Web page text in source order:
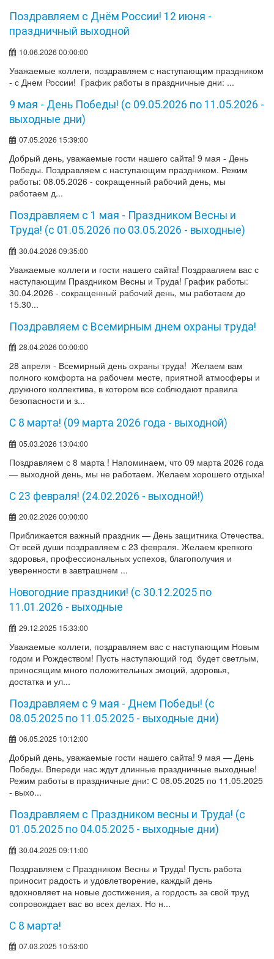
Поздравляем с Днём России! 12 июня -
праздничный выходной
10.06.2026 00:00:00
Уважаемые коллеги, поздравляем с наступающим праздником
- с Днем России! График работы в праздничные дни: ...
9 мая - День Победы! (с 09.05.2026 по 11.05.2026 -
выходные дни)
07.05.2026 15:39:00
Добрый день, уважаемые гости нашего сайта! 9 мая - День
Победы. Поздравляем с наступающим праздником. Режим
работы: 08.05.2026 - сокращенный рабочий день, мы
работаем д...
Поздравляем с 1 мая - Праздником Весны и
Труда! (с 01.05.2026 по 03.05.2026 - выходные)
30.04.2026 09:35:00
Уважаемые коллеги и гости нашего сайта! Поздравляем вас с
наступающим Праздником Весны и Труда! График работы:
30.04.2026 - сокращенный рабочий день, мы работаем до
15.30...
Поздравляем с Всемирным днем охраны труда!
28.04.2026 00:00:00
28 апреля - Всемирный день охраны труда! Желаем вам
полного комфорта на рабочем месте, приятной атмосферы и
дружного коллектива, в котором все соблюдают правила
безопасности и з...
С 8 марта! (09 марта 2026 года - выходной)
05.03.2026 13:04:00
Поздравляем с 8 марта ! Напоминаем, что 09 марта 2026 года
— выходной день, мы не работаем. Желаем хорошего отдыха!
С 23 февраля! (24.02.2026 - выходной!)
20.02.2026 00:00:00
Приближается важный праздник — День защитника Отечества.
От всей души поздравляем с 23 февраля. Желаем крепкого
здоровья, профессиональных успехов, благополучия и
уверенности в завтрашнем ...
Новогодние праздники! (с 30.12.2025 по
11.01.2026 - выходные
29.12.2025 15:33:00
Уважаемые коллеги, поздравляем вас с наступающим Новым
годом и Рождеством! Пусть наступающий год будет светлым,
приносящим много положительных эмоций, здоровья,
достатка и ул...
Поздравляем с 9 мая - Днем Победы! (с
08.05.2025 по 11.05.2025 - выходные дни)
06.05.2025 10:12:00
Добрый день, уважаемые гости нашего сайта! 9 мая — День
Победы. Впереди нас ждут длинные праздничные выходные!
Режим работы в праздничные дни: С 08.05.2025 по 11.05.2025
- выхо...
Поздравляем с Праздником весны и Труда! (с
01.05.2025 по 04.05.2025 - выходные дни)
30.04.2025 09:11:00
Поздравляем с Праздником Весны и Труда! Пусть работа
приносит радость и удовлетворение, каждый день
вдохновляет на новые достижения, а гордость за свой труд
сопровождает вас во всех делах. Но н...
С 8 марта!
07.03.2025 10:53:00